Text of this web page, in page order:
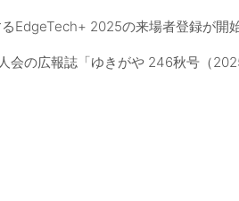
EdgeTech+ 2025の来場者登録が開
会の広報誌「ゆきがや 246秋号（